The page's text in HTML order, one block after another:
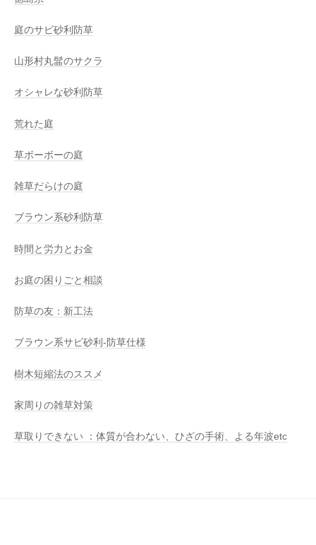
庭のサビ砂利防草
山形村丸髷のサクラ
オシャレな砂利防草
荒れた庭
草ボーボーの庭
雑草だらけの庭
ブラウン系砂利防草
時間と労力とお金
お庭の困りごと相談
防草の友：新工法
ブラウン系サビ砂利-防草仕様
樹木短縮法のススメ
家周りの雑草対策
草取りできない ：体質が合わない、ひざの手術、よる年波etc